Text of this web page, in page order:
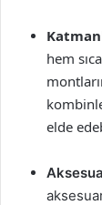
hem
elde